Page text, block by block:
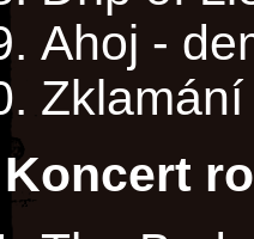
Ahoj -
Koncert